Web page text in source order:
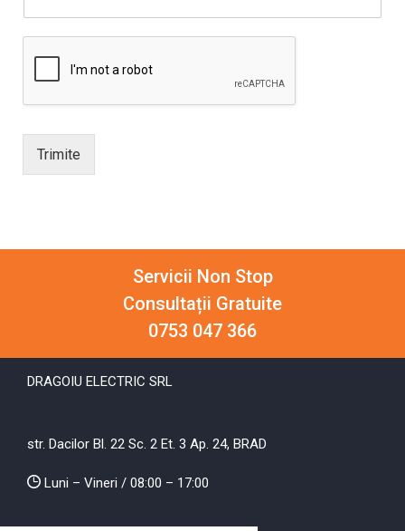
Trimite
Servicii Non Stop
Consultații Gratuite
0753 047 366
DRAGOIU ELECTRIC SRL
str. Dacilor Bl. 22 Sc. 2 Et. 3 Ap. 24, BRAD
Luni – Vineri / 08:00 – 17:00